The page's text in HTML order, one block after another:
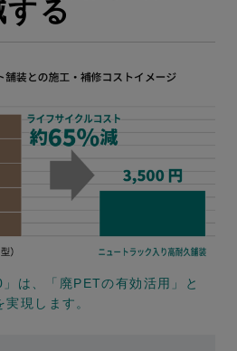
る
は、「廃PETの有効活用」と
実現します。